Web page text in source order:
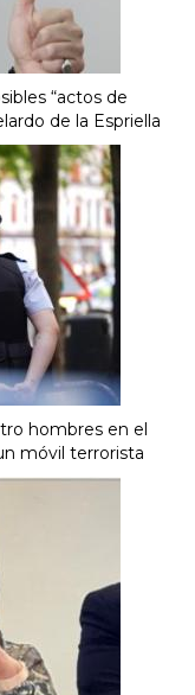
“actos de
de la Espriella
hombres en el
móvil terrorista